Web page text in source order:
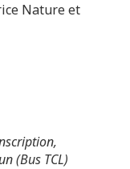
Nature et
(Bus TCL)